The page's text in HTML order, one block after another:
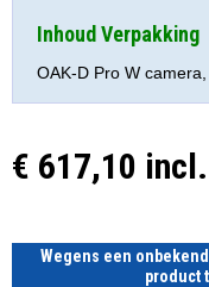
Inhoud Verpakking
OAK-D Pro W
€ 617,10
Wegens een
product